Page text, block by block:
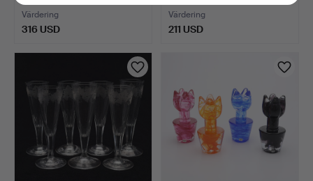
Värdering
316 USD
Värdering
211 USD